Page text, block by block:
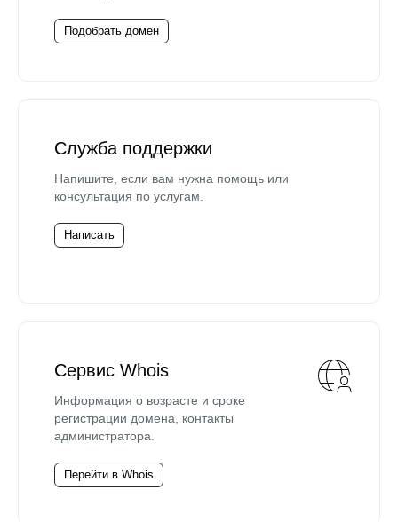
Подобрать домен
Служба поддержки
Напишите, если вам нужна помощь или
консультация по услугам.
Написать
Сервис Whois
Информация о возрасте и сроке
регистрации домена, контакты
администратора.
Перейти в Whois